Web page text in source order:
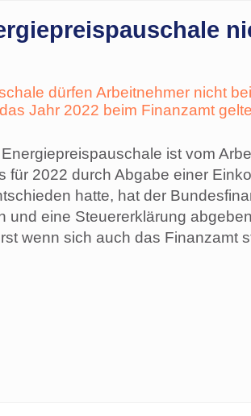
dürfen Arbeitnehmer nicht
Jahr 2022 beim Finanzamt
ist vom
für 2022 durch Abgabe einer
hatte, hat der
eine Steuererklärung
wenn sich auch das Finanzamt